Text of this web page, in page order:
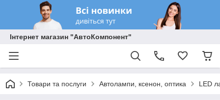
Інтернет магазин "АвтоКомпонент"
Товари та послуги Автолампи, ксенон, оптика LED